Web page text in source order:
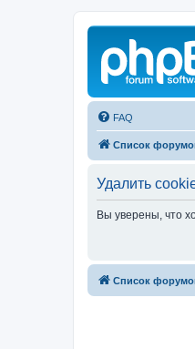
FAQ
Список
Удалить
Вы уверены, что
Список